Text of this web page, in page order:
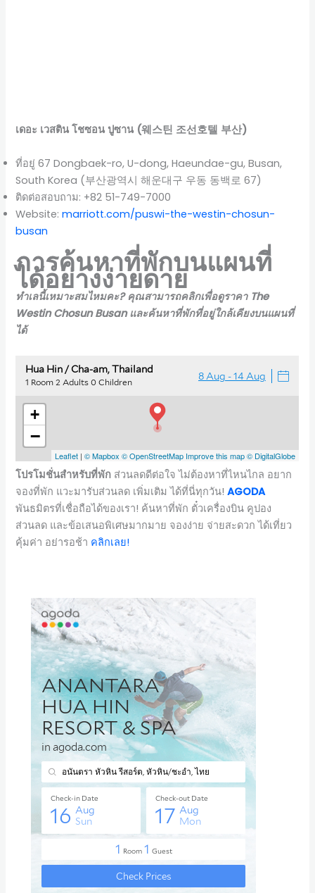
เดอะ เวสติน โชซอน ปูซาน (웨스틴 조선호텔 부산)
ที่อยู่ 67 Dongbaek-ro, U-dong, Haeundae-gu, Busan,
South Korea (부산광역시 해운대구 우동 동백로 67)
ติดต่อสอบถาม: +82 51-749-7000
Website:marriott.com/puswi-the-westin-chosun-
busan
การค้นหาที่พักบนแผนที่
ได้อย่างง่ายดาย
ทำเลนี้เหมาะสมไหมคะ? คุณสามารถคลิกเพื่อดูราคา The
Westin Chosun Busan และค้นหาที่พักที่อยู่ใกล้เคียงบนแผนที่
ได้
โปรโมชั่นสำหรับที่พัก ส่วนลดดีต่อใจ ไม่ต้องหาที่ไหนไกล อยาก
จองที่พัก แวะมารับส่วนลด เพิ่มเติม ได้ที่นี่ทุกวัน!AGODA
พันธมิตรที่เชื่อถือได้ของเรา! ค้นหาที่พัก ตั๋วเครื่องบิน คูปอง
ส่วนลด และข้อเสนอพิเศษมากมาย จองง่าย จ่ายสะดวก ได้เที่ยว
คุ้มค่า อย่ารอช้า คลิกเลย!